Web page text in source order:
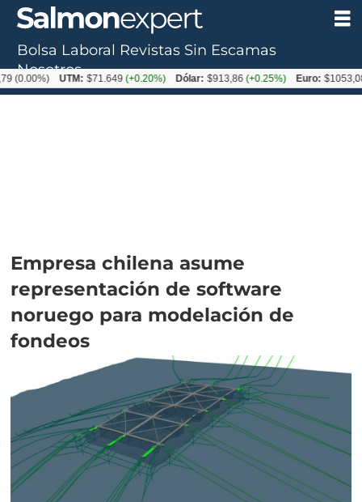
Empresa chilena asume
representación de software
noruego para modelación de
fondeos
Bolsa Laboral Revistas Sin Escamas
Nosotros
UTM: $71.649 (+0.20%) Dólar: $913,86 (+0.25%) Euro: $1053,08(-